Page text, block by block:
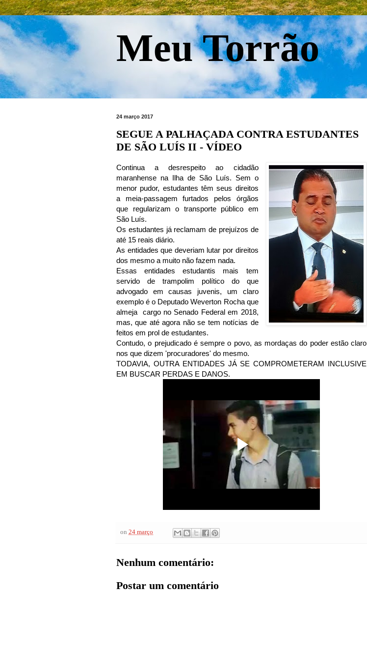
Meu Torrão
24 março 2017
SEGUE A PALHAÇADA CONTRA ESTUDANTES
DE SÃO LUÍS II - VÍDEO
Continua a desrespeito ao cidadão
maranhense na Ilha de São Luís. Sem o
menor pudor, estudantes têm seus direitos
a meia-passagem furtados pelos órgãos
que regularizam o transporte público em
São Luís.
Os estudantes já reclamam de prejuízos de
até 15 reais diário.
As entidades que deveriam lutar por direitos
dos mesmo a muito não fazem nada.
Essas entidades estudantis mais tem
servido de trampolim político do que
advogado em causas juvenis, um claro
exemplo é o Deputado Weverton Rocha que
almeja cargo no Senado Federal em 2018,
mas, que até agora não se tem notícias de
feitos em prol de estudantes.
Contudo, o prejudicado é sempre o povo, as mordaças do poder estão claro
nos que dizem 'procuradores' do mesmo.
TODAVIA, OUTRA ENTIDADES JÁ SE COMPROMETERAM INCLUSIVE
EM BUSCAR PERDAS E DANOS.
on 24 março
Nenhum comentário:
Postar um comentário